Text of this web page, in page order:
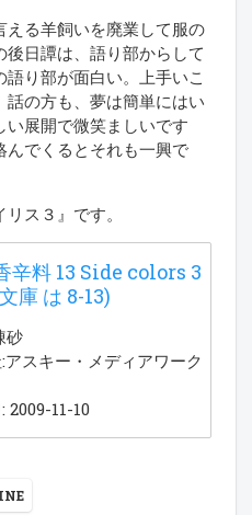
る羊飼いを廃業して服の
日譚は、語り部からして
り部が面白い。上手いこ
の方も、夢は簡単にはい
展開で微笑ましいです
んでくるとそれも一興で
ス３』です。
辛料 13 Side colors 3
庫 は 8-13)
砂
アスキー・メディアワーク
2009-11-10